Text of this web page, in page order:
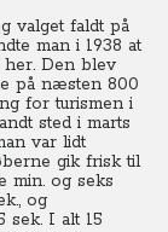
valget faldt på
man i 1938 at
Den blev
på næsten 800
for turismen i
sted i marts
var lidt
gik frisk til
min. og seks
og
sek. I alt 15